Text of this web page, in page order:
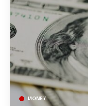
MONEY